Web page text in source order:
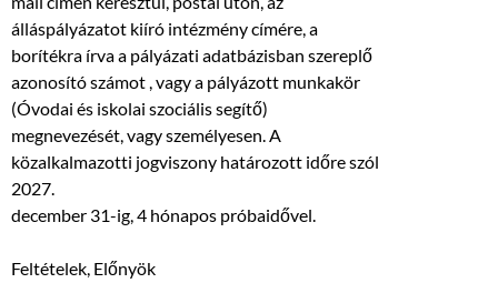
álláspályázatot kiíró intézmény címére, a
borítékra írva a pályázati adatbázisban szereplő
azonosító számot , vagy a pályázott munkakör
(Óvodai és iskolai szociális segítő)
megnevezését, vagy személyesen. A
közalkalmazotti jogviszony határozott időre szól
2027.
december 31-ig, 4 hónapos próbaidővel.
Feltételek, Előnyök